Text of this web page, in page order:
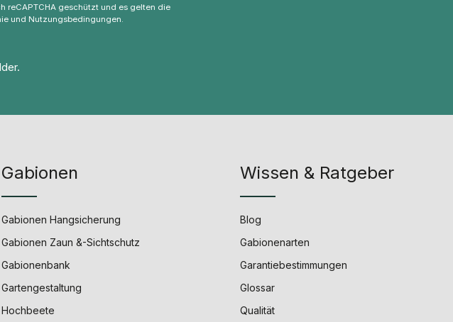
reCAPTCHA geschützt und es gelten die
und Nutzungsbedingungen
Gabionen
Gabionen Hangsicherung
Gabionen Zaun &-Sichtschutz
Gabionenbank
Gartengestaltung
Hochbeete
Wissen & Ratgeber
Blog
Gabionenarten
Garantiebestimmungen
Glossar
Qualität